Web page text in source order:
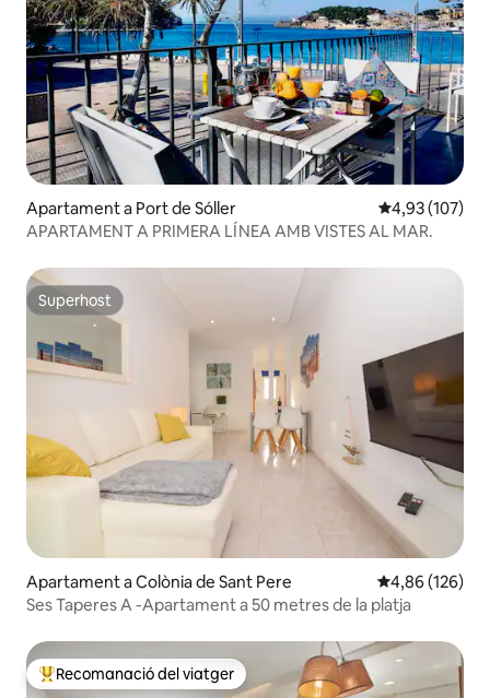
Apartament a Port de Sóller 4,93 de
4,93 (107)
APARTAMENT A PRIMERA LÍNEA AMB VISTES AL MAR.
Superhost
Superhost
Apartament a Colònia de Sant Pere 4,86 de
4,86 (126)
Ses Taperes A -Apartament a 50 metres de la platja
Principals recomanacions dels viatgers
Recomanació del viatger